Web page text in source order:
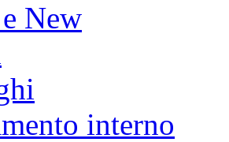
New
interno